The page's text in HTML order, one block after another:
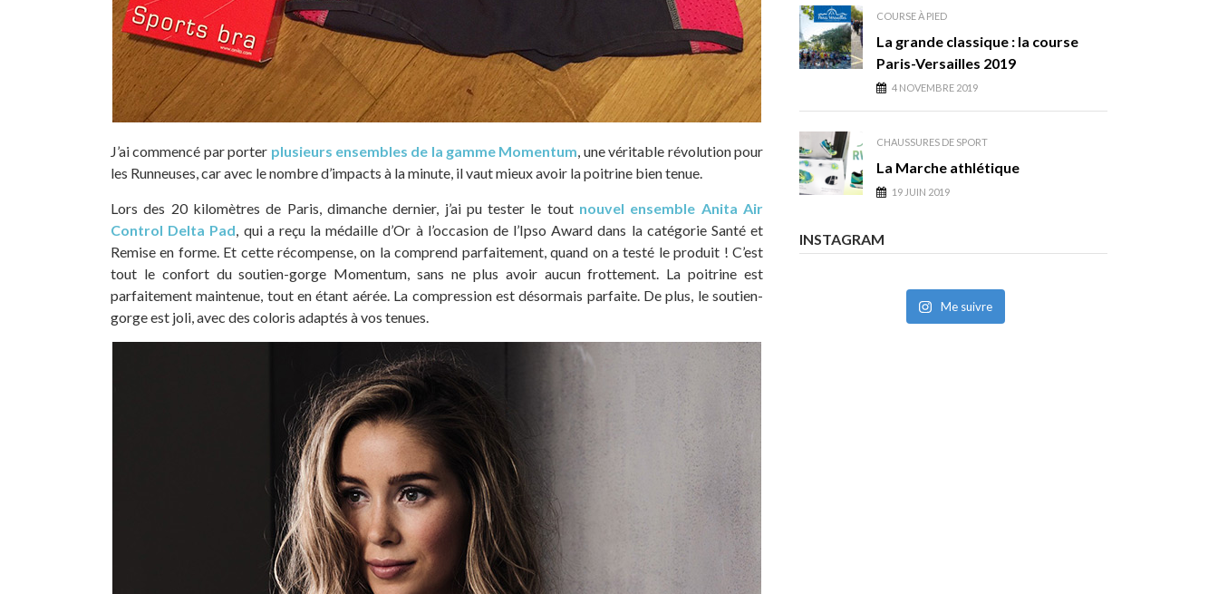
J’ai commencé par porter plusieurs ensembles de la gamme Momentum, une véritable révolution pour
les Runneuses, car avec le nombre d’impacts à la minute, il vaut mieux avoir la poitrine bien tenue.
Lors des 20 kilomètres de Paris, dimanche dernier, j’ai pu tester le tout nouvel ensemble Anita Air
Control Delta Pad, qui a reçu la médaille d’Or à l’occasion de l’Ipso Award dans la catégorie Santé et
Remise en forme. Et cette récompense, on la comprend parfaitement, quand on a testé le produit ! C’est
tout le confort du soutien-gorge Momentum, sans ne plus avoir aucun frottement. La poitrine est
parfaitement maintenue, tout en étant aérée. La compression est désormais parfaite. De plus, le soutien-
gorge est joli, avec des coloris adaptés à vos tenues.
COURSE À PIED
La grande classique : la course
Paris-Versailles 2019
4 NOVEMBRE 2019
CHAUSSURES DE SPORT
La Marche athlétique
19 JUIN 2019
INSTAGRAM
Me suivre